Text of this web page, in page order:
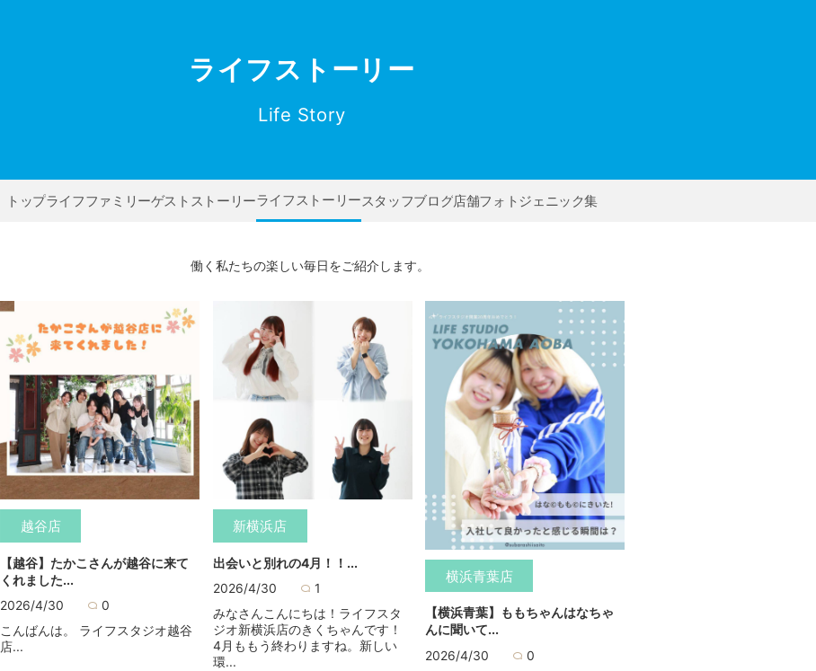
ライフストーリー
Life Story
トップライフファミリーゲストストーリーライフストーリースタッフブログ店舗フォトジェニック集
働く私たちの楽しい毎日をご紹介します。
越谷店
【越谷】たかこさんが越谷に来て
くれました...
2026/4/30
0
こんばんは。 ライフスタジオ越谷
店...
新横浜店
出会いと別れの4月！！...
2026/4/30
1
みなさんこんにちは！ライフスタ
ジオ新横浜店のきくちゃんです！
4月ももう終わりますね。新しい
環...
横浜青葉店
【横浜青葉】ももちゃんはなちゃ
んに聞いて...
2026/4/30
0